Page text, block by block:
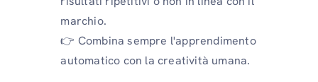
marchio.
👉 Combina sempre l'apprendimento
automatico con la creatività umana.